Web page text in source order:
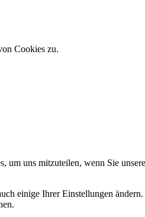
Cookies zu.
uns mitzuteilen, wenn Sie
einige Ihrer Einstellungen